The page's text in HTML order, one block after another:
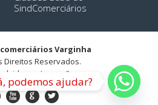
SindComerciários
Varginha
Direitos Reservados.
por: Lemon9
X G L
podemos ajudar?